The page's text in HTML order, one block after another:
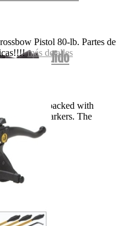
Bajo Pedido
MaXXed is packed with
high end markers. The
Pistol 80-lb. Partes de
más detalles